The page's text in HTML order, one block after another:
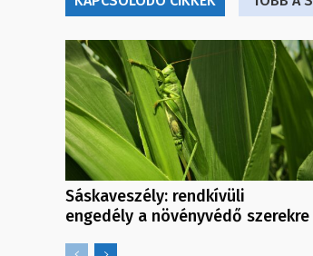
Sáskaveszély: rendkívüli
engedély a növényvédő szerekre